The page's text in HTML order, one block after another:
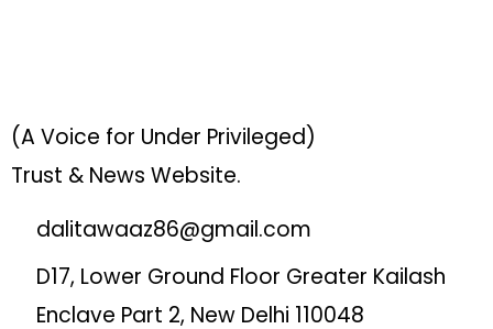
(A Voice for Under Privileged)
Trust & News Website.
dalitawaaz86@gmail.com
D17, Lower Ground Floor Greater Kailash
Enclave Part 2, New Delhi 110048